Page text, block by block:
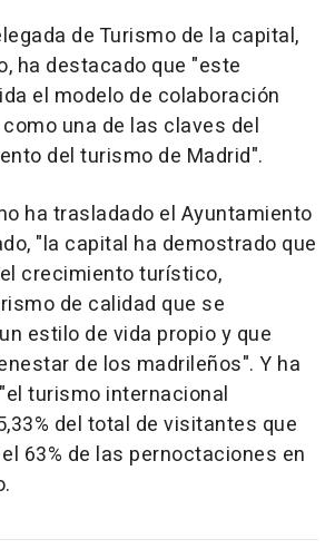
de Turismo de la capital,
ha destacado que "este
el modelo de colaboración
una de las claves del
del turismo de Madrid".
ha trasladado el Ayuntamiento
"la capital ha demostrado que
crecimiento turístico,
de calidad que se
estilo de vida propio y que
de los madrileños". Y ha
turismo internacional
del total de visitantes que
63% de las pernoctaciones en